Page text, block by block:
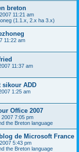
breton
11:21 am
(1.1.x, 2.x ha 3.x)
11:22 am
11:37 am
sikour ADD
1:25 am
Office 2007
7:05 pm
the Breton language
de Microsoft France
5:43 pm
the Breton language